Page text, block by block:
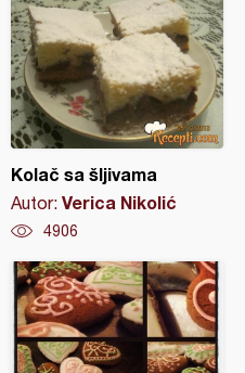
Kolač sa šljivama
Autor: Verica Nikolić
4906